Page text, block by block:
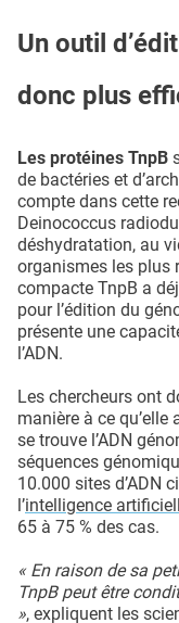
Un outil
donc plus
Les protéines TnpB
de bactéries et
compte dans cette
Deinococcus
déshydratation, au
organismes les plus
compacte TnpB a
pour l’édition du
présente une
l’ADN.
Les chercheurs ont
manière à ce
se trouve l’ADN
séquences
10.000 sites d’ADN
l’intelligence
65 à 75 % des cas.
« En raison de sa
TnpB peut être
», expliquent les